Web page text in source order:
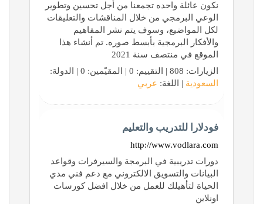
نكون عائلة واحده تجمعنا من أجل تحسين وتطوير
الوعي البرمجي من خلال المناقشات والتعليقات
لكل المواضيع، وسوف يتم نشر المفاهيم
والأفكار البرمجية بأبسط صوره. تم أنشاء هذا
الموقع في منتصف سنة 2021
الزيارات: 808 | التقييم: 0 | المقيّمين: 0 | الدولة:
السعودية | اللغة: عربي
فودلارا للتدريب والتعليم
http://www.vodlara.com
دورات تدريبية في البرمجة والسيرفرات وقواعد
البيانات والتسويق الالكتروني مع دعم فني مدي
الحياة لتأهيلك للعمل من خلال افضل كورسات
اونلاين